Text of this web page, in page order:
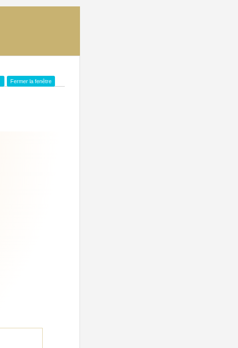
Fermer la fenêtre